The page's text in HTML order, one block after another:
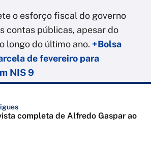
o esforço fiscal do governo
contas públicas, apesar do
longo do último ano. +Bolsa
de fevereiro para
NIS 9
completa de Alfredo Gaspar ao